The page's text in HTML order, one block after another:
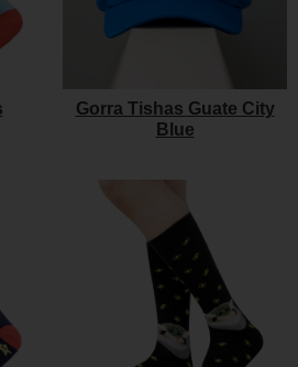
Gorra Tishas Guate City
Blue